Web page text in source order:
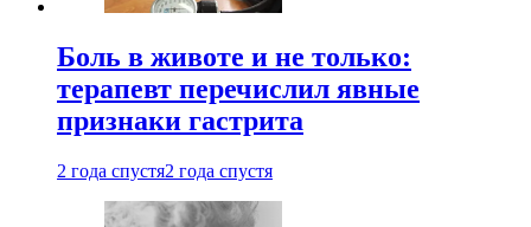
Боль в животе и не только:
терапевт перечислил явные
признаки гастрита
2 года спустя2 года спустя